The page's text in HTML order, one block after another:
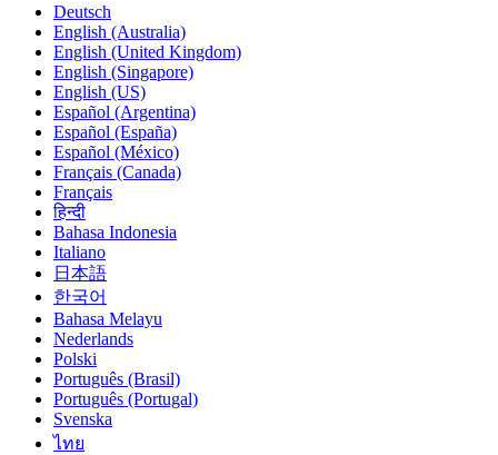
Deutsch
English (Australia)
English (United Kingdom)
English (Singapore)
English (US)
Español (Argentina)
Español (España)
Español (México)
Français (Canada)
Français
हिन्दी
Bahasa Indonesia
Italiano
日本語
한국어
Bahasa Melayu
Nederlands
Polski
Português (Brasil)
Português (Portugal)
Svenska
ไทย